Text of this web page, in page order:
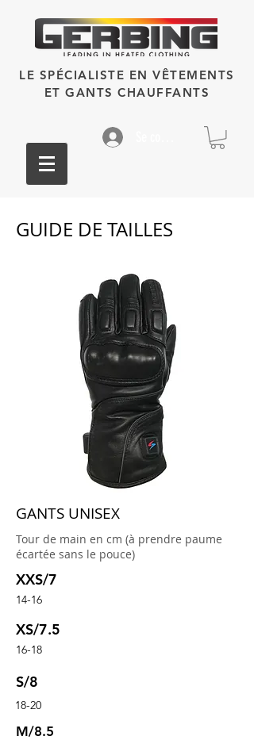
LE SPÉCIALISTE EN VÊTEMENTS
ET GANTS CHAUFFANTS
GUIDE DE TAILLES
GANTS UNISEX
Tour de main en cm (à prendre paume
écartée sans le pouce)
XXS/7
14-16
XS/7.5
16-18
S/8
18-20
M/8.5